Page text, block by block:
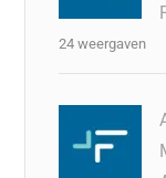
24 weergaven